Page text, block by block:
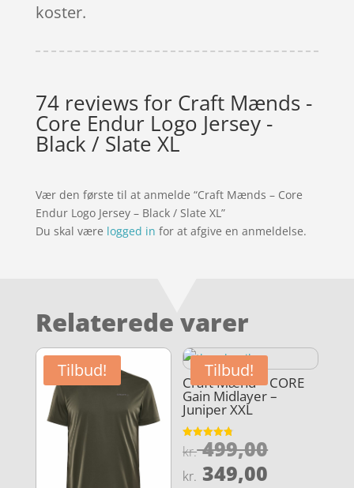
koster.
74 reviews for Craft Mænds -
Core Endur Logo Jersey -
Black / Slate XL
Vær den første til at anmelde “Craft Mænds – Core
Endur Logo Jersey – Black / Slate XL”
Du skal være logged in for at afgive en anmeldelse.
Relaterede varer
Tilbud! Tilbud!
Craft Mænd – CORE
Gain Midlayer –
Juniper XXL
Vurderet
4.8
kr.499,00Den
kr. 349,00